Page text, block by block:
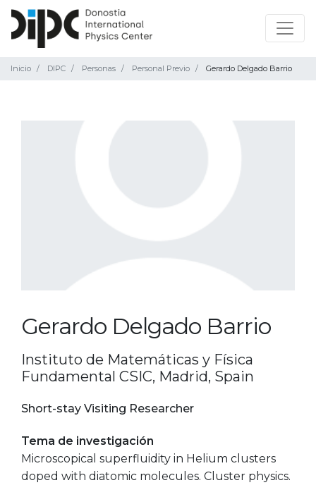
Inicio DIPC Personas Personal Previo Gerardo Delgado Barrio
Gerardo Delgado Barrio
Instituto de Matemáticas y Física
Fundamental CSIC, Madrid, Spain
Short-stay Visiting Researcher
Tema de investigación
Microscopical superfluidity in Helium clusters
doped with diatomic molecules. Cluster physics.